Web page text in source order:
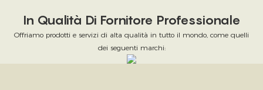
In Qualità Di Fornitore Professionale
Offriamo prodotti e servizi di alta qualità in tutto il mondo, come quelli
dei seguenti marchi: